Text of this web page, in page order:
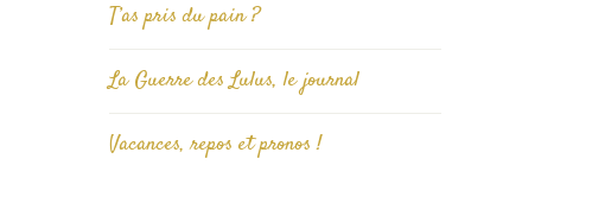
T’as pris du pain ?
La Guerre des Lulus, le journal
Vacances, repos et pronos !